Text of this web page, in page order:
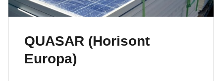
QUASAR (Horisont
Europa)